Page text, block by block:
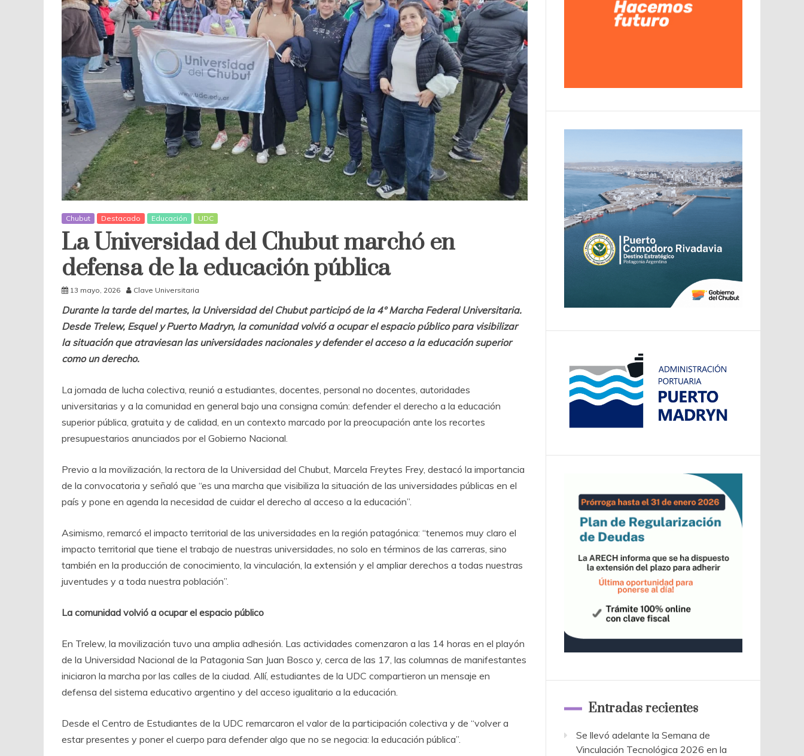
Chubut Destacado Educación UDC
La Universidad del Chubut marchó en
defensa de la educación pública
13 mayo, 2026 Clave Universitaria
Durante la tarde del martes, la Universidad del Chubut participó de la 4° Marcha Federal Universitaria.
Desde Trelew, Esquel y Puerto Madryn, la comunidad volvió a ocupar el espacio público para visibilizar
la situación que atraviesan las universidades nacionales y defender el acceso a la educación superior
como un derecho.
La jornada de lucha colectiva, reunió a estudiantes, docentes, personal no docentes, autoridades
universitarias y a la comunidad en general bajo una consigna común: defender el derecho a la educación
superior pública, gratuita y de calidad, en un contexto marcado por la preocupación ante los recortes
presupuestarios anunciados por el Gobierno Nacional.
Previo a la movilización, la rectora de la Universidad del Chubut, Marcela Freytes Frey, destacó la importancia
de la convocatoria y señaló que “es una marcha que visibiliza la situación de las universidades públicas en el
país y pone en agenda la necesidad de cuidar el derecho al acceso a la educación”.
Asimismo, remarcó el impacto territorial de las universidades en la región patagónica: “tenemos muy claro el
impacto territorial que tiene el trabajo de nuestras universidades, no solo en términos de las carreras, sino
también en la producción de conocimiento, la vinculación, la extensión y el ampliar derechos a todas nuestras
juventudes y a toda nuestra población”.
La comunidad volvió a ocupar el espacio público
En Trelew, la movilización tuvo una amplia adhesión. Las actividades comenzaron a las 14 horas en el playón
de la Universidad Nacional de la Patagonia San Juan Bosco y, cerca de las 17, las columnas de manifestantes
iniciaron la marcha por las calles de la ciudad. Allí, estudiantes de la UDC compartieron un mensaje en
defensa del sistema educativo argentino y del acceso igualitario a la educación.
Desde el Centro de Estudiantes de la UDC remarcaron el valor de la participación colectiva y de “volver a
estar presentes y poner el cuerpo para defender algo que no se negocia: la educación pública”.
Entradas recientes
Se llevó adelante la Semana de
Vinculación Tecnológica 2026 en la